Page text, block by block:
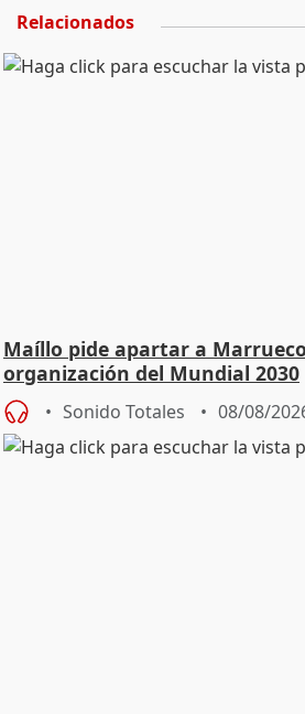
Relacionados
Maíllo pide apartar a
organización del Mundial 2030
Sonido Totales 08/08/